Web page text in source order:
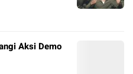
Aksi Demo